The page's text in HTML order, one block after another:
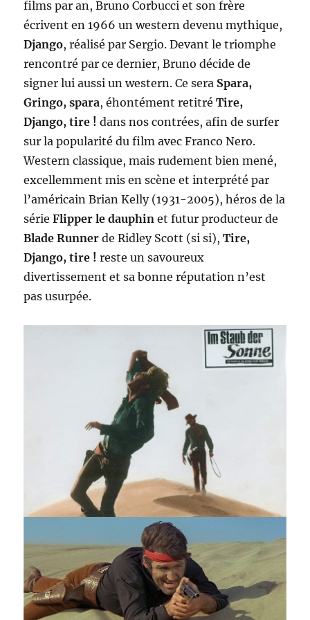
films par an, Bruno Corbucci et son frère
écrivent en 1966 un western devenu mythique,
Django, réalisé par Sergio. Devant le triomphe
rencontré par ce dernier, Bruno décide de
signer lui aussi un western. Ce sera Spara,
Gringo, spara, éhontément retitréTire,
Django, tire ! dans nos contrées, afin de surfer
sur la popularité du film avec Franco Nero.
Western classique, mais rudement bien mené,
excellemment mis en scène et interprété par
l’américain Brian Kelly (1931-2005), héros de la
sérieFlipper le dauphin et futur producteur de
Blade Runnerde Ridley Scott (si si),Tire,
Django, tire ! reste un savoureux
divertissement et sa bonne réputation n’est
pas usurpée.